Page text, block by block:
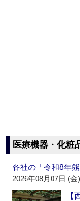
医療機器・化粧
各社の「令和8年
2026年08月07日 (金)
【